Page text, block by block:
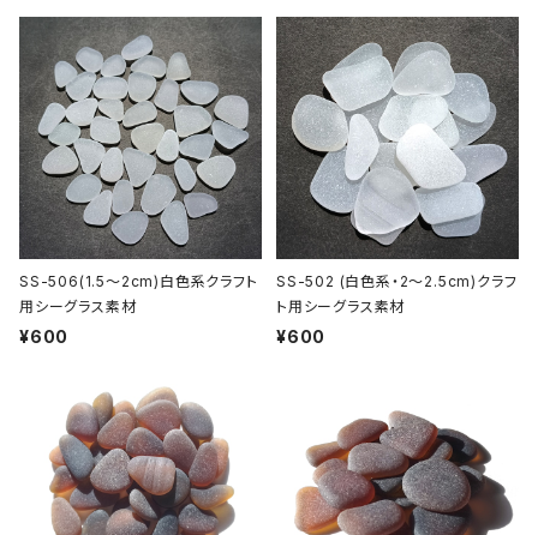
SS-506(1.5～2cm)白色系クラフト
用シーグラス素材
¥600
SS-502 (白色系・2～2.5cm)クラフ
ト用シーグラス素材
¥600